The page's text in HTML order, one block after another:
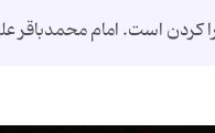
است. امام محمدباقر